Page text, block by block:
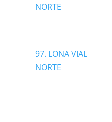
NORTE
97. LONA VIAL
NORTE